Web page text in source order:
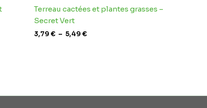
Terreau cactées et plantes grasses –
Secret Vert
3,79 € – 5,49 €